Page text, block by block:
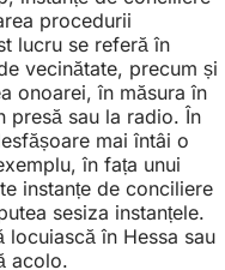
procedurii
lucru se referă în
vecinătate, precum și
onoarei, în măsura în
presă sau la radio. În
mai întâi o
în fața unui
instanțe de conciliere
sesiza instanțele.
locuiască în Hessa sau
acolo.